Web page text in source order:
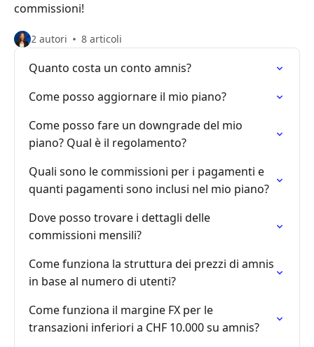
commissioni!
2 autori 8 articoli
Quanto costa un conto amnis?
Come posso aggiornare il mio piano?
Come posso fare un downgrade del mio
piano? Qual è il regolamento?
Quali sono le commissioni per i pagamenti e
quanti pagamenti sono inclusi nel mio piano?
Dove posso trovare i dettagli delle
commissioni mensili?
Come funziona la struttura dei prezzi di amnis
in base al numero di utenti?
Come funziona il margine FX per le
transazioni inferiori a CHF 10.000 su amnis?